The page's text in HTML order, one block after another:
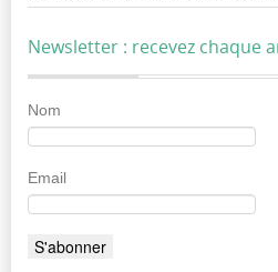
Newsletter : recevez chaque
Nom
Email